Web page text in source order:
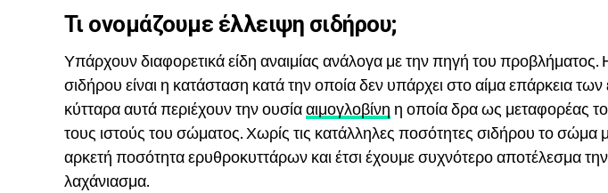
Τι ονομάζουμε έλλειψη σιδήρου;
Υπάρχουν διαφορετικά είδη αναιμίας ανάλογα με την πηγή του προβλήματος.
σιδήρου είναι η κατάσταση κατά την οποία δεν υπάρχει στο αίμα επάρκεια
κύτταρα αυτά περιέχουν την ουσίααιμογλοβίνη η οποία δρα ως μεταφορέας
τους ιστούς του σώματος. Χωρίς τις κατάλληλες ποσότητες σιδήρου το σώμα
αρκετή ποσότητα ερυθροκυττάρων και έτσι έχουμε συχνότερο αποτέλεσμα
λαχάνιασμα.